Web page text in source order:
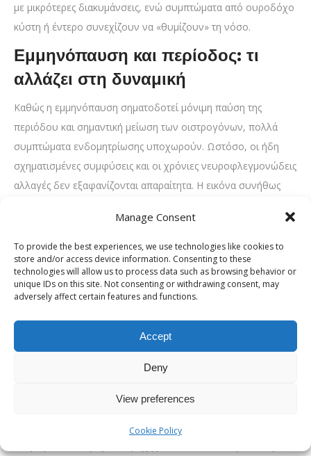
Manage Consent
To provide the best experiences, we use technologies like cookies to
store and/or access device information. Consenting to these
technologies will allow us to process data such as browsing behavior or
unique IDs on this site. Not consenting or withdrawing consent, may
adversely affect certain features and functions.
Accept
Deny
View preferences
Cookie Policy
με μικρότερες διακυμάνσεις, ενώ συμπτώματα από ουροδόχο
κύστη ή έντερο συνεχίζουν να «θυμίζουν» τη νόσο.
Εμμηνόπαυση και περίοδος: τι
αλλάζει στη δυναμική
Καθώς η εμμηνόπαυση σηματοδοτεί μόνιμη παύση της
περιόδου και σημαντική μείωση των οιστρογόνων, πολλά
συμπτώματα ενδομητρίωσης υποχωρούν. Ωστόσο, οι ήδη
σχηματισμένες συμφύσεις και οι χρόνιες νευροφλεγμονώδεις
αλλαγές δεν εξαφανίζονται απαραίτητα. Η εικόνα συνήθως
περίοδος αφήνει το αποτύπωμά της με τη μορφή
ευαισθησιών που μπορεί να επιμένουν σε μικρότερο βαθμό.
Γονιμότητα και κύκλος: η
«σιωπηλή» επίδραση της
φλεγμονής
Αν και εδώ δεν εξετάζουμε επιλογές θεραπείας, αξίζει να
κατανοηθεί πώς ο κύκλος επηρεάζεται από τη φλεγμονή σε
ωοθήκες και τις σάλπιγγες μπορεί να διαταράξει την ποιότητα
της ωορρηξίας ή τη σύλληψη, ενώ η περίοδος συχνά